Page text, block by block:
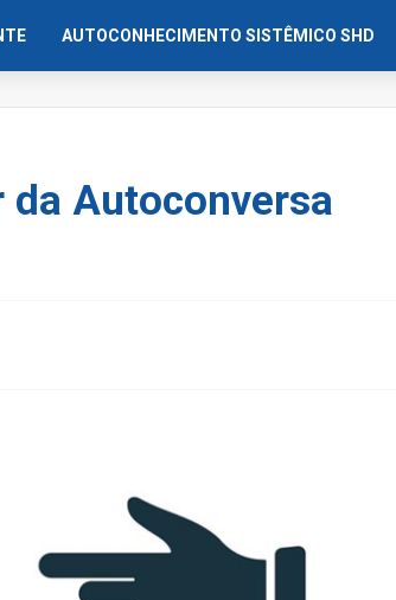
AUTOCONHECIMENTO SISTÊMICO SHD
da Autoconversa